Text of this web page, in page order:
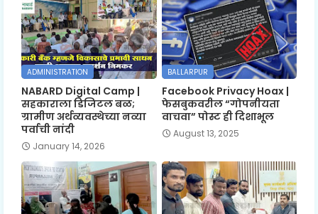
ADMINISTRATION
NABARD Digital Camp |
सहकाराला डिजिटल बळ;
ग्रामीण अर्थव्यवस्थेच्या नव्या
पर्वाची नांदी
January 14, 2026
BALLARPUR
Facebook Privacy Hoax |
फेसबुकवरील “गोपनीयता
वाचवा” पोस्ट ही दिशाभूल
August 13, 2025